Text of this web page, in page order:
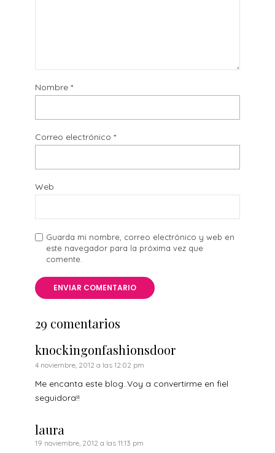
Nombre *
Correo electrónico *
Web
Guarda mi nombre, correo electrónico y web en
este navegador para la próxima vez que
comente.
29 comentarios
knockingonfashionsdoor
4 noviembre, 2012 a las 12:02 pm
Me encanta este blog..Voy a convertirme en fiel
seguidora!!
laura
19 noviembre, 2012 a las 11:13 pm